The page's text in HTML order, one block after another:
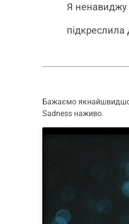
Я ненавиджу
Бажаємо
Sadness наживо.